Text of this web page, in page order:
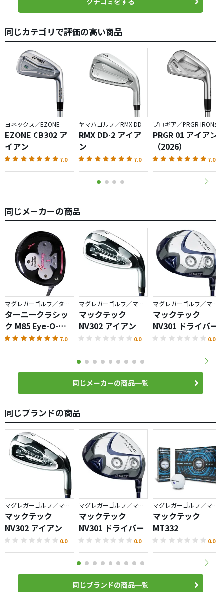
同じカテゴリで評価の高い商品
ヨネックス／EZONE
EZONE CB302 ア
イアン
7.0
ヤマハゴルフ／RMX DD
RMX DD-2 アイア
ン
7.0
プロギア／PRGR IRONs
PRGR 01 アイアン
（2026）
7.0
同じメーカーの商品
マグレガーゴルフ／ターニー
ターニークラシッ
ク M85 Eye-O-
Matic・
Celebrating
7.0
マグレガーゴルフ／マックテック
マックテック
NV302 アイアン
0.0
マグレガーゴルフ／マックテック
マックテック
NV301 ドライバー
0.0
同じメーカーの商品一覧
同じブランドの商品
マグレガーゴルフ／マックテック
マックテック
NV302 アイアン
0.0
マグレガーゴルフ／マックテック
マックテック
NV301 ドライバー
0.0
マグレガーゴルフ／マックテック
マックテック
MT332
0.0
同じブランドの商品一覧